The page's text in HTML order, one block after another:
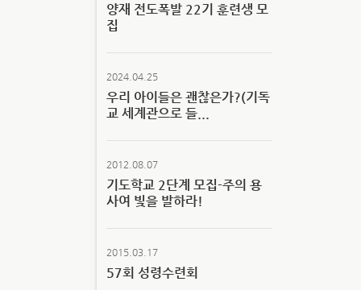
양재 전도폭발 22기 훈련생 모
집
2024.04.25
우리 아이들은 괜찮은가?(기독
교 세계관으로 들...
2012.08.07
기도학교 2단계 모집-주의 용
사여 빛을 발하라!
2015.03.17
57회 성령수련회